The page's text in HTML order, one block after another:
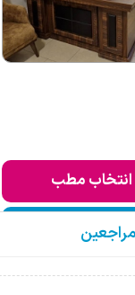
انتخاب مطب
به لیست من